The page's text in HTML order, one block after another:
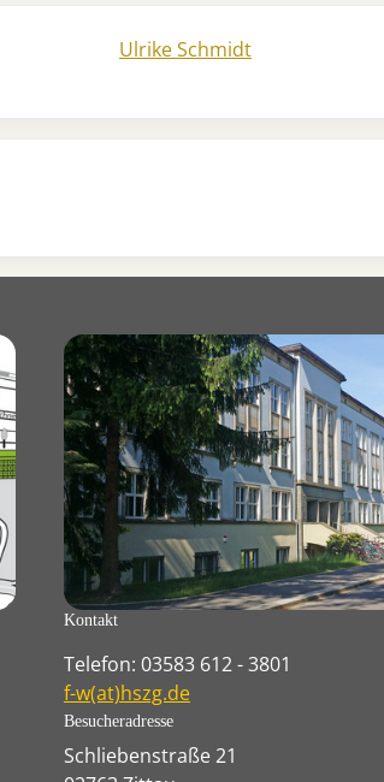
Ulrike Schmidt
Kontakt
Telefon: 03583 612 - 3801
f-w(at)hszg.de
Besucheradresse
Schliebenstraße 21